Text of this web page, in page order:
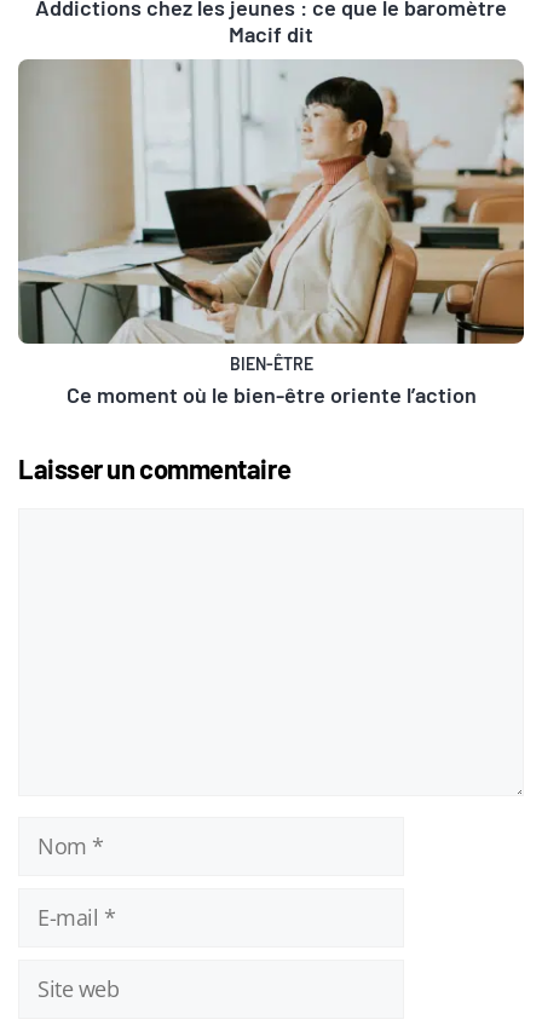
Addictions chez les jeunes : ce que le baromètre
Macif dit
BIEN-ÊTRE
Ce moment où le bien-être oriente l’action
Laisser un commentaire
Nom
mail
Site
web